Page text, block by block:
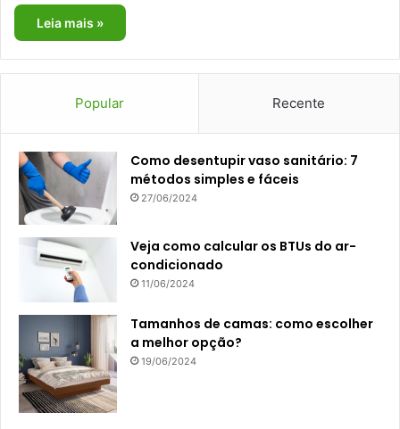
Leia mais »
Popular Recente
Como desentupir vaso sanitário: 7
métodos simples e fáceis
27/06/2024
Veja como calcular os BTUs do ar-
condicionado
11/06/2024
Tamanhos de camas: como escolher
a melhor opção?
19/06/2024